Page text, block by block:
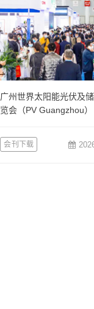
广州世界太阳能光伏及
览会（PV Guangzhou）
会刊下载